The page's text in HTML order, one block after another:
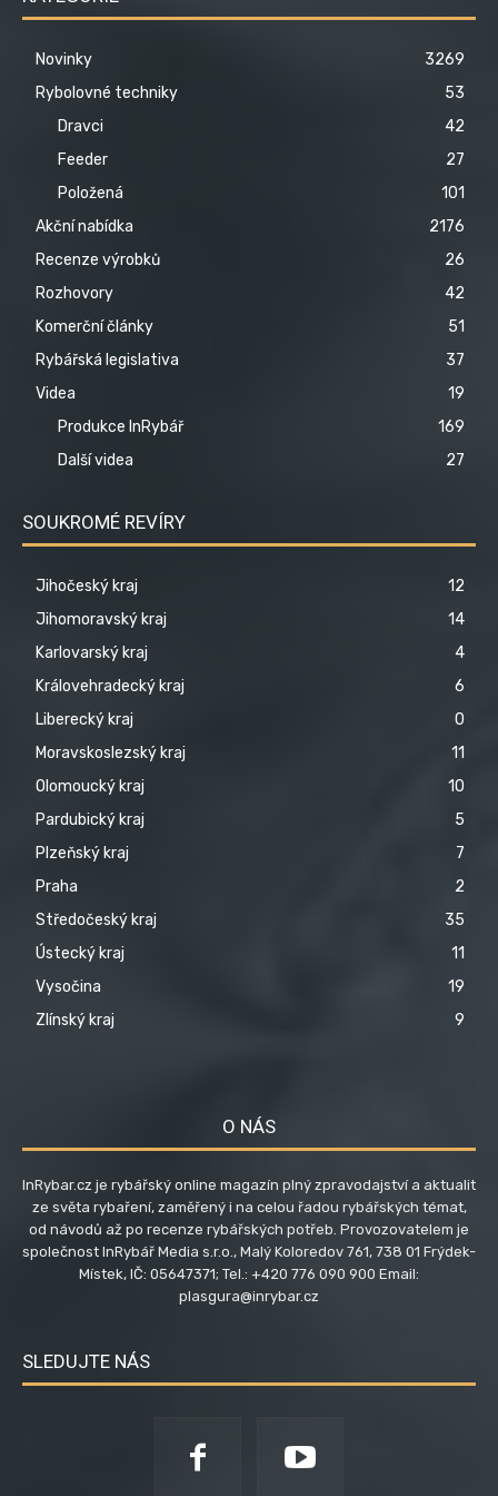
Novinky
3269
Rybolovné techniky
53
Dravci
42
Feeder
27
Položená
101
Akční nabídka
2176
Recenze výrobků
26
Rozhovory
42
Komerční články
51
Rybářská legislativa
37
Videa
19
Produkce InRybář
169
Další videa
27
SOUKROMÉ REVÍRY
Jihočeský kraj
12
Jihomoravský kraj
14
Karlovarský kraj
4
Královehradecký kraj
6
Liberecký kraj
0
Moravskoslezský kraj
11
Olomoucký kraj
10
Pardubický kraj
5
Plzeňský kraj
7
Praha
2
Středočeský kraj
35
Ústecký kraj
11
Vysočina
19
Zlínský kraj
9
O NÁS
InRybar.cz je rybářský online magazín plný zpravodajství a aktualit
ze světa rybaření, zaměřený i na celou řadou rybářských témat,
od návodů až po recenze rybářských potřeb. Provozovatelem je
společnost InRybář Media s.r.o., Malý Koloredov 761, 738 01 Frýdek-
Místek, IČ: 05647371; Tel.: +420 776 090 900 Email:
plasgura@inrybar.cz
SLEDUJTE NÁS